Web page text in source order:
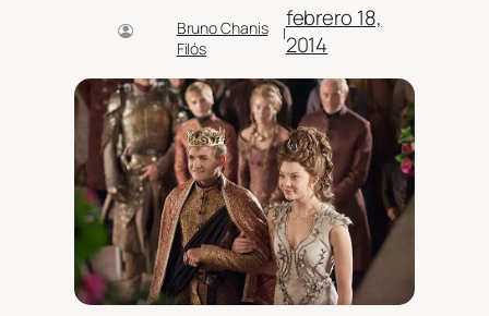
Bruno Chanis
Filós
|
febrero 18,
2014